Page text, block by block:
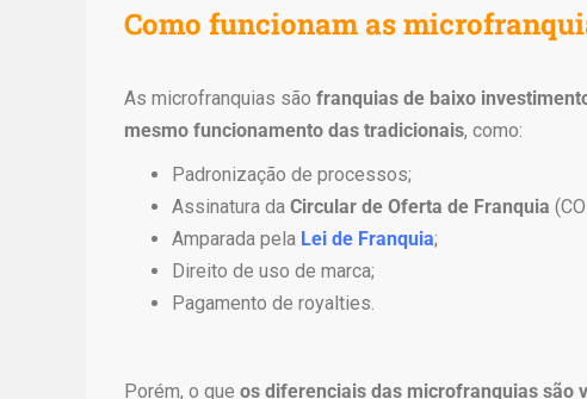
d
e
l
u
Como funcionam as
As microfranquias são franquias de baixo
mesmo funcionamento das tradicionais, como:
Padronização de processos;
Assinatura da Circular de Oferta de Franquia
Amparada pela Lei de Franquia;
Direito de uso de marca;
Pagamento de royalties.
Porém, o que os diferenciais das microfranquias são